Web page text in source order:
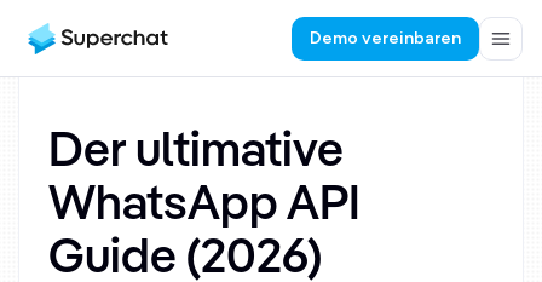
Demo vereinbaren
Der ultimative
WhatsApp API
Guide (2026)